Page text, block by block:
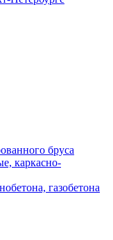
бруса
каркасно-
газобетона